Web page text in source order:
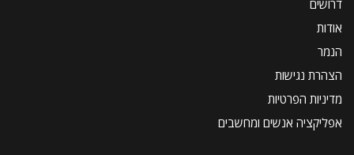
דרושים
אודות
הנמר
הצהרת נגישות
מדיניות הפרטיות
אפליקציה אנשים ומחשבים